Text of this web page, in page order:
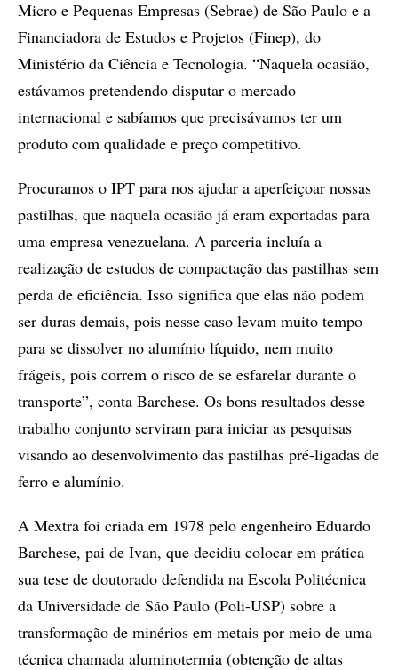
Micro e Pequenas Empresas (Sebrae) de São Paulo e a
Financiadora de Estudos e Projetos (Finep), do
Ministério da Ciência e Tecnologia. “Naquela ocasião,
estávamos pretendendo disputar o mercado
internacional e sabíamos que precisávamos ter um
produto com qualidade e preço competitivo.
Procuramos o IPT para nos ajudar a aperfeiçoar nossas
pastilhas, que naquela ocasião já eram exportadas para
uma empresa venezuelana. A parceria incluía a
realização de estudos de compactação das pastilhas sem
perda de eficiência. Isso significa que elas não podem
ser duras demais, pois nesse caso levam muito tempo
para se dissolver no alumínio líquido, nem muito
frágeis, pois correm o risco de se esfarelar durante o
transporte”, conta Barchese. Os bons resultados desse
trabalho conjunto serviram para iniciar as pesquisas
visando ao desenvolvimento das pastilhas pré-ligadas de
ferro e alumínio.
A Mextra foi criada em 1978 pelo engenheiro Eduardo
Barchese, pai de Ivan, que decidiu colocar em prática
sua tese de doutorado defendida na Escola Politécnica
da Universidade de São Paulo (Poli-USP) sobre a
transformação de minérios em metais por meio de uma
técnica chamada aluminotermia (obtenção de altas